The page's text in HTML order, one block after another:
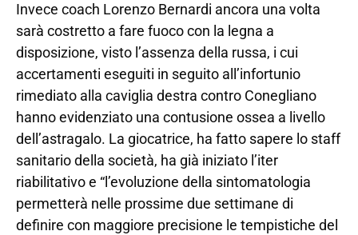
Invece coach Lorenzo Bernardi ancora una volta
sarà costretto a fare fuoco con la legna a
disposizione, visto l’assenza della russa, i cui
accertamenti eseguiti in seguito all’infortunio
rimediato alla caviglia destra contro Conegliano
hanno evidenziato una contusione ossea a livello
dell’astragalo. La giocatrice, ha fatto sapere lo staff
sanitario della società, ha già iniziato l’iter
riabilitativo e “l’evoluzione della sintomatologia
permetterà nelle prossime due settimane di
definire con maggiore precisione le tempistiche del